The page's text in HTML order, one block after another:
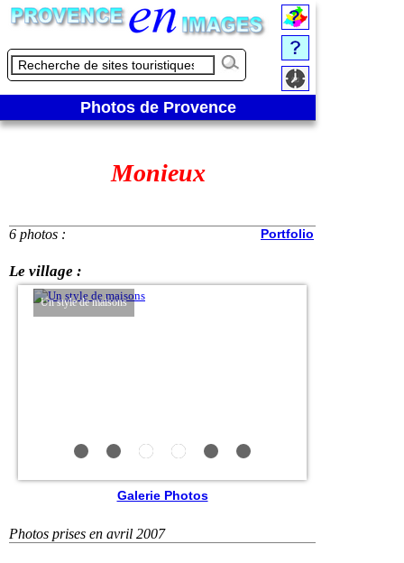
Photos de Provence
Monieux
6 photos : Portfolio
Le village :
Un style de maisons
Galerie Photos
Photos prises en avril 2007